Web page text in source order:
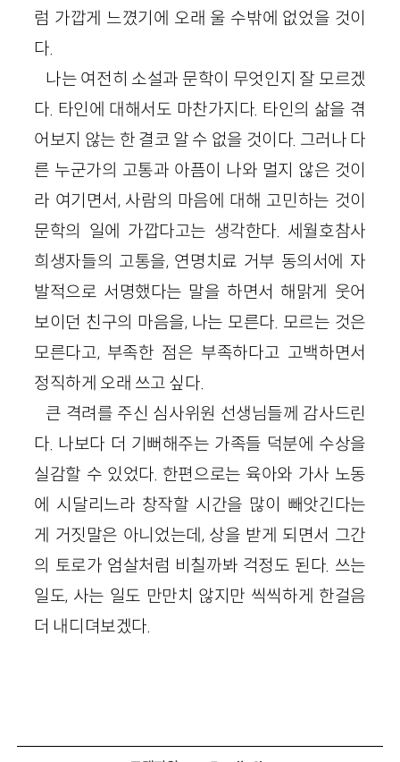
럼 가깝게 느꼈기에 오래 울 수밖에 없었을 것이
다.
나는 여전히 소설과 문학이 무엇인지 잘 모르겠
다. 타인에 대해서도 마찬가지다. 타인의 삶을 겪
어보지 않는 한 결코 알 수 없을 것이다. 그러나 다
른 누군가의 고통과 아픔이 나와 멀지 않은 것이
라 여기면서, 사람의 마음에 대해 고민하는 것이
문학의 일에 가깝다고는 생각한다. 세월호참사
희생자들의 고통을, 연명치료 거부 동의서에 자
발적으로 서명했다는 말을 하면서 해맑게 웃어
보이던 친구의 마음을, 나는 모른다. 모르는 것은
모른다고, 부족한 점은 부족하다고 고백하면서
정직하게 오래 쓰고 싶다.
큰 격려를 주신 심사위원 선생님들께 감사드린
다. 나보다 더 기뻐해주는 가족들 덕분에 수상을
실감할 수 있었다. 한편으로는 육아와 가사 노동
에 시달리느라 창작할 시간을 많이 빼앗긴다는
게 거짓말은 아니었는데, 상을 받게 되면서 그간
의 토로가 엄살처럼 비칠까봐 걱정도 된다. 쓰는
일도, 사는 일도 만만치 않지만 씩씩하게 한걸음
더 내디뎌보겠다.